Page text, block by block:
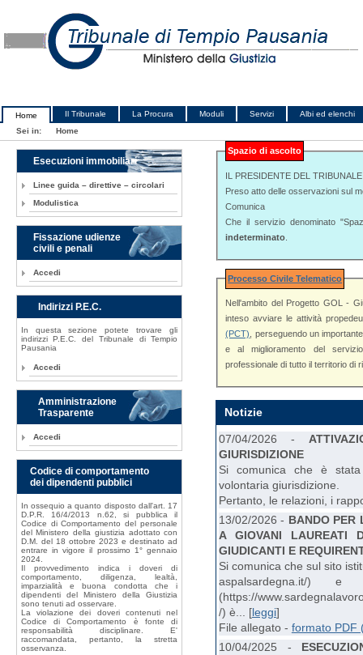
Home Il Tribunale La Procura Moduli Servizi
Albi ed elenchi
Sei in:
Home
Spazio di ascolto
IL PRESIDENTE DEL TRIBUNALE
Preso atto delle osservazioni sul
Comunica
Che il servizio denominato
indeterminato
Processo Civile Telematico
Nell'ambito del Progetto GOL -
inteso avviare le
(PCT) , perseguendo un importante e virtuoso obiettivo volto all'innovazione
e al miglioramento del servizio Giustizia reso
professionale di tutto il territorio di
Notizie
07/04/2026 -
GIURISDIZIONE
Si comunica che è
volontaria giurisdizione.
Pertanto, le relazioni, i
13/02/2026 - BANDO PER
A GIOVANI LAUREATI
GIUDICANTI E
Si comunica che sul sito
aspalsardegna.it/)
(https://
/) è... [leggi]
File allegato - formato PDF
10/04/2025 -
Esecuzioni immobiliari
Linee guida – direttive – circolari
Modulistica
Fissazione udienze
civili e penali
Accedi
Indirizzi P.E.C.
In questa sezione potete trovare gli
indirizzi P.E.C. del Tribunale di Tempio
Pausania
Accedi
Amministrazione
Trasparente
Accedi
Codice di comportamento
dei dipendenti pubblici
In ossequio a quanto disposto dall'art. 17
D.P.R. 16/4/2013 n.62, si pubblica il
Codice di Comportamento del personale
del Ministero della giustizia adottato con
D.M. del 18 ottobre 2023 e destinato ad
entrare in vigore il prossimo 1° gennaio
2024.
Il provvedimento indica i doveri di
comportamento, diligenza, lealtà,
imparzialità e buona condotta che i
dipendenti del Ministero della Giustizia
sono tenuti ad osservare.
La violazione dei doveri contenuti nel
Codice di Comportamento è fonte di
responsabilità disciplinare. E'
raccomandata, pertanto, la stretta
osservanza.